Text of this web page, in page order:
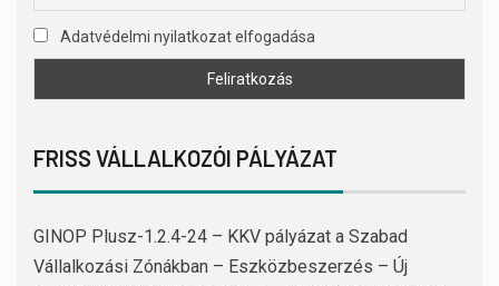
Adatvédelmi nyilatkozat elfogadása
FRISS VÁLLALKOZÓI PÁLYÁZAT
GINOP Plusz-1.2.4-24 – KKV pályázat a Szabad
Vállalkozási Zónákban – Eszközbeszerzés – Új